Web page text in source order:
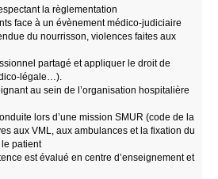
la règlementation
face à un évènement médico-judiciaire
du nourrisson, violences faites aux
partagé et appliquer le droit de
légale…).
au sein de l’organisation hospitalière
lors d’une mission SMUR (code de la
aux VML, aux ambulances et la fixation du
le patient
est évalué en centre d’enseignement et